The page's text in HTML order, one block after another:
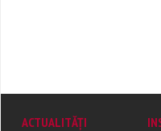
ACTUALITĂȚI